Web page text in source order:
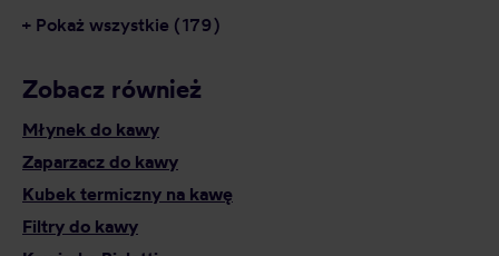
+ Pokaż wszystkie (179)
Zobacz również
Młynek do kawy
Zaparzacz do kawy
Kubek termiczny na kawę
Filtry do kawy